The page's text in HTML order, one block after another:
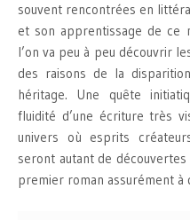
souvent rencontrées en
et son apprentissage de ce
l’on va peu à peu découvrir
des raisons de la
héritage. Une quête
fluidité d’une écriture très
univers où esprits
seront autant de
premier roman assurément à